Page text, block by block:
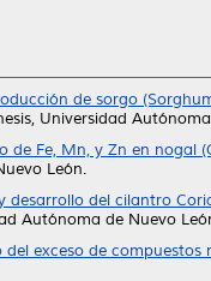
de sorgo
Universidad
de Fe, Mn, y Zn en nogal
León.
desarrollo del cilantro
Autónoma de Nuevo
del exceso de